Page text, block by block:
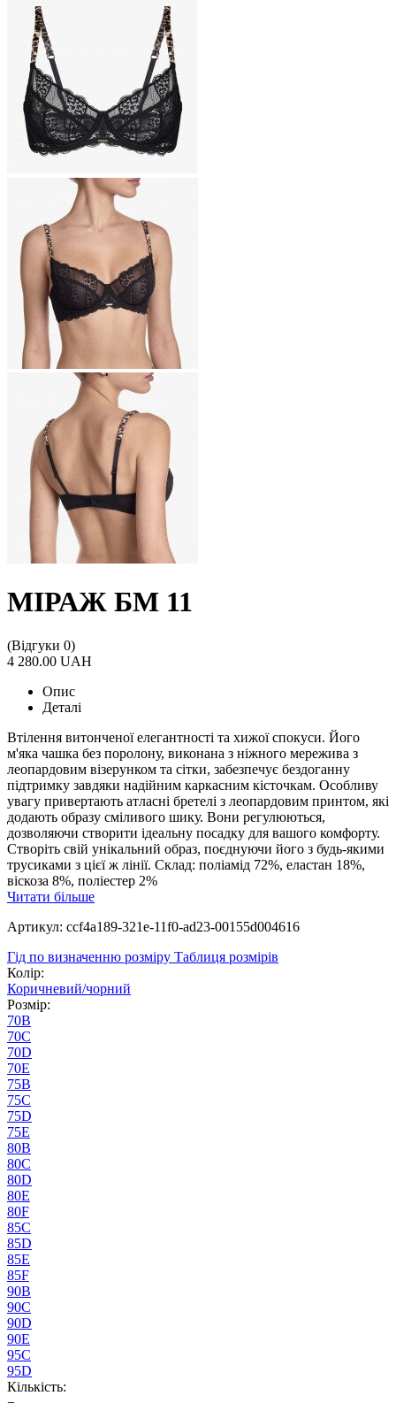
МІРАЖ БМ 11
(Відгуки 0)
4 280.00 UAH
Опис
Деталі
Втілення витонченої елегантності та хижої спокуси. Його
м'яка чашка без поролону, виконана з ніжного мережива з
леопардовим візерунком та сітки, забезпечує бездоганну
підтримку завдяки надійним каркасним кісточкам. Особливу
увагу привертають атласні бретелі з леопардовим принтом, які
додають образу сміливого шику. Вони регулюються,
дозволяючи створити ідеальну посадку для вашого комфорту.
Створіть свій унікальний образ, поєднуючи його з будь-якими
трусиками з цієї ж лінії. Склад: поліамід 72%, еластан 18%,
віскоза 8%, поліестер 2%
Читати більше
Артикул: ccf4a189-321e-11f0-ad23-00155d004616
Гід по визначенню розміру Таблиця розмірів
Колір:
Коричневий/чорний
Розмір:
70B
70C
70D
70E
75B
75C
75D
75E
80B
80C
80D
80E
80F
85C
85D
85E
85F
90B
90C
90D
90E
95C
95D
Кількість:
−